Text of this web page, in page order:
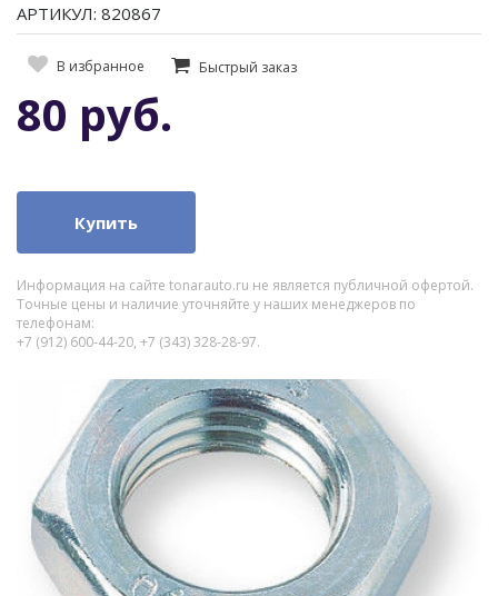
АРТИКУЛ: 820867
В избранное Быстрый заказ
80 руб.
Купить
Информация на сайте tonarauto.ru не является публичной офертой.
Точные цены и наличие уточняйте у наших менеджеров по
телефонам:
+7 (912) 600-44-20, +7 (343) 328-28-97.